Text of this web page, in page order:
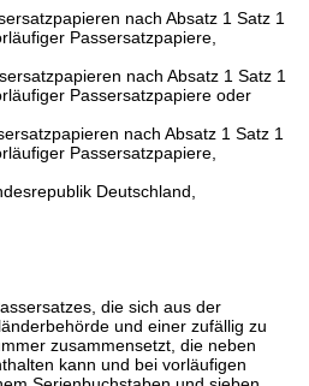
nach Absatz 1 Satz 1
Passersatzpapiere,
nach Absatz 1 Satz 1
Passersatzpapiere oder
nach Absatz 1 Satz 1
Passersatzpapiere,
Deutschland,
die sich aus der
und einer zufällig zu
zusammensetzt, die neben
kann und bei vorläufigen